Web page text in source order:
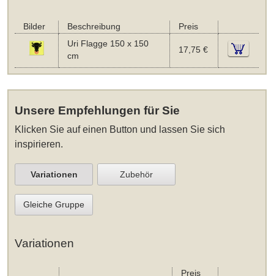
Bilder Beschreibung
Preis
Uri Flagge 150 x 150
cm
17,75 €
Unsere Empfehlungen für Sie
Klicken Sie auf einen Button und lassen Sie sich
inspirieren.
Variationen Zubehör
Gleiche Gruppe
Variationen
Preis